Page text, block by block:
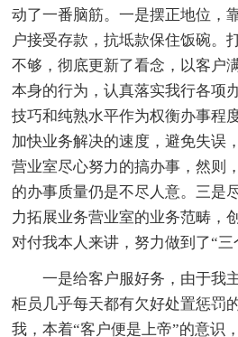
动了一番脑筋。一是摆正地位，
户接受存款，抗坻款保住饭碗。
不够，彻底更新了看念，以客户
本身的行为，认真落实我行各项
技巧和纯熟水平作为权衡办事程
加快业务解决的速度，避免失误
营业室尽心努力的搞办事，然则
的办事质量仍是不尽人意。三是
力拓展业务营业室的业务范畴，
对付我本人来讲，努力做到了“三
一是给客户服好务，由于我
柜员几乎每天都有欠好处置惩罚
我，本着“客户便是上帝”的意识